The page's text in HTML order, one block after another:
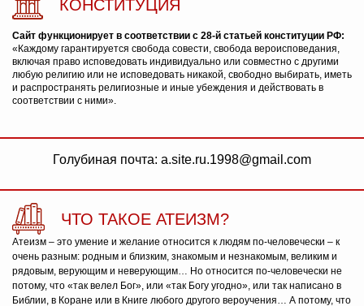
КОНСТИТУЦИЯ
Сайт функционирует в соответствии с 28-й статьей конституции РФ:
«Каждому гарантируется свобода совести, свобода вероисповедания,
включая право исповедовать индивидуально или совместно с другими
любую религию или не исповедовать никакой, свободно выбирать, иметь
и распространять религиозные и иные убеждения и действовать в
соответствии с ними».
Голубиная почта: a.site.ru.1998@gmail.com
ЧТО ТАКОЕ АТЕИЗМ?
Атеизм – это умение и желание относится к людям по-человечески – к
очень разным: родным и близким, знакомым и незнакомым, великим и
рядовым, верующим и неверующим… Но относится по-человечески не
потому, что «так велел Бог», или «так Богу угодно», или так написано в
Библии, в Коране или в Книге любого другого вероучения… А потому, что